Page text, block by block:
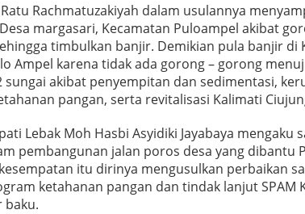
Rachmatuzakiyah dalam usulannya
margasari, Kecamatan Puloampel akibat
timbulkan banjir. Demikian pula banjir di
Ampel karena tidak ada gorong – gorong
sungai akibat penyempitan dan sedimentasi,
pangan, serta revitalisasi Kalimati
Lebak Moh Hasbi Asyidiki Jayabaya mengaku
pembangunan jalan poros desa yang dibantu
itu dirinya mengusulkan perbaikan
ketahanan pangan dan tindak lanjut SPAM
baku.